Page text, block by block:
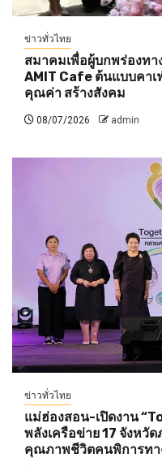
ข่าวทั่วไทย
สมาคมเพื่อผู้บกพร่องทา
AMIT Cafe ต้นแบบคาเ
คุณค่า สร้างสังคม
08/07/2026 admin
ข่าวทั่วไทย
แม่ฮ่องสอน-เปิดงาน
พลังเครือข่าย 17 จังหวั
คุณภาพชีวิตคนพิการทา